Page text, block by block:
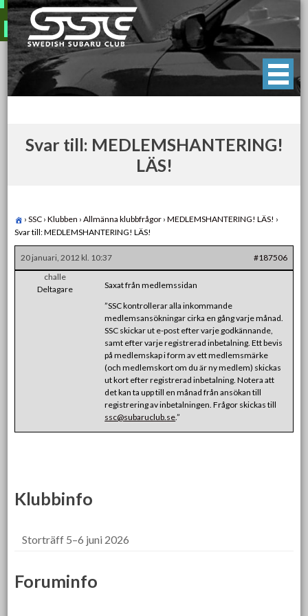
Skip
to
content
Swedish Subaru Club
För oss som älskar Subaru!
Svar till: MEDLEMSHANTERING!
LÄS!
› SSC › Klubben › Allmänna klubbfrågor › MEDLEMSHANTERING! LÄS! ›
Svar till: MEDLEMSHANTERING! LÄS!
20 januari, 2012 kl. 10:37
#187506
challe
Deltagare
Saxat från medlemssidan
”SSC kontrollerar alla inkommande
medlemsansökningar cirka en gång varje månad.
SSC skickar ut e-post efter varje godkännande,
samt efter varje registrerad inbetalning. Ett bevis
på medlemskap i form av ett medlemsmärke
(och medlemskort om du är ny medlem) skickas
ut kort efter registrerad inbetalning. Notera att
det kan ta upp till en månad från ansökan till
registrering av inbetalningen. Frågor skickas till
ssc@subaruclub.se.”
Klubbinfo
Storträff 5–6 juni 2026
Foruminfo